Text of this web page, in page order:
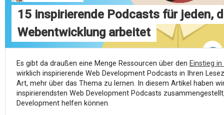
15 inspirierende Podcasts für jeden,
Webentwicklung arbeitet
Es gibt da draußen eine Menge Ressourcen über den Einstieg
wirklich inspirierende Web Development Podcasts in Ihren
Art, mehr über das Thema zu lernen. In diesem Artikel haben
inspirierendsten Web Development Podcasts
Development helfen können.